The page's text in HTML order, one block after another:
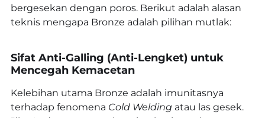
bergesekan dengan poros. Berikut adalah alasan
teknis mengapa Bronze adalah pilihan mutlak:
Sifat Anti-Galling (Anti-Lengket) untuk
Mencegah Kemacetan
Kelebihan utama Bronze adalah imunitasnya
terhadap fenomena Cold Welding atau las gesek.